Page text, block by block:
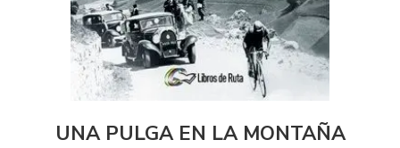
UNA PULGA EN LA MONTAÑA